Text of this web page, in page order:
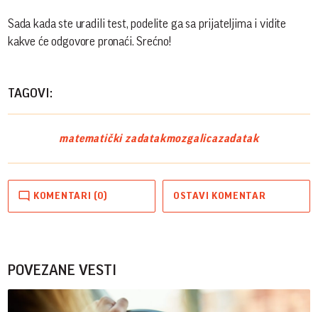
Sada kada ste uradili test, podelite ga sa prijateljima i vidite
kakve će odgovore pronaći. Srećno!
TAGOVI:
matematički zadatakmozgalicazadatak
KOMENTARI (0) OSTAVI KOMENTAR
POVEZANE VESTI